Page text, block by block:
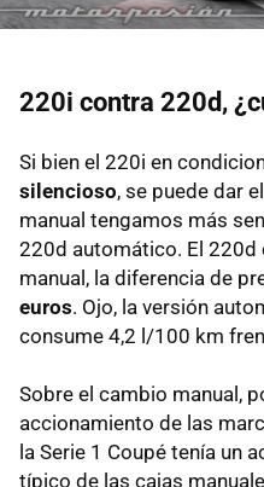
220i contra 220d,
Si bien el 220i en
silencioso, se puede dar
manual tengamos más
220d automático. El
manual, la diferencia de
euros. Ojo, la versión
consume 4,2 l/100 km
Sobre el cambio manual,
accionamiento de las
la Serie 1 Coupé tenía un
típico de las cajas